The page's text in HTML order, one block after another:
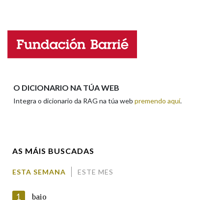
Propoño mellorar a definición
Falta unha voz
O DICIONARIO NA TÚA WEB
Integra o dicionario da RAG na túa web premendo aquí.
AS MÁIS BUSCADAS
ESTA SEMANA ESTE MES
1 baio